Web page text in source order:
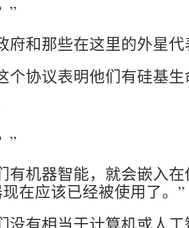
”
府和那些在这里的外星
个协议表明他们有硅基生
”
有机器智能，就会嵌入
在应该已经被使用了。”
没有相当于计算机或人